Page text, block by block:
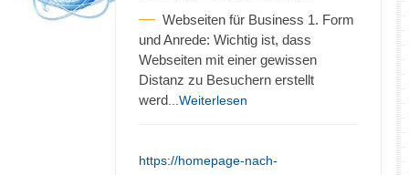
Webseiten für Business 1. Form
und Anrede: Wichtig ist, dass
Webseiten mit einer gewissen
Distanz zu Besuchern erstellt
werd ...Weiterlesen
https://homepage-nach-